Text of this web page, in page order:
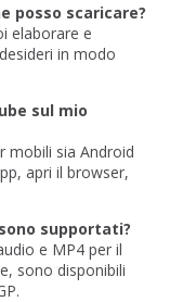
posso scaricare?
elaborare e
in modo
sul mio
mobili sia Android
apri il browser,
supportati?
e MP4 per il
sono disponibili